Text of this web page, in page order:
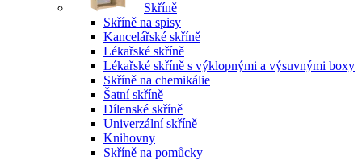
Skříně
Skříně na spisy
Kancelářské skříně
Lékařské skříně
Lékařské skříně s výklopnými a výsuvnými boxy
Skříně na chemikálie
Šatní skříně
Dílenské skříně
Univerzální skříně
Knihovny
Skříně na pomůcky